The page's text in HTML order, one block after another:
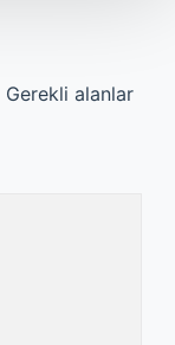
Gerekli alanlar